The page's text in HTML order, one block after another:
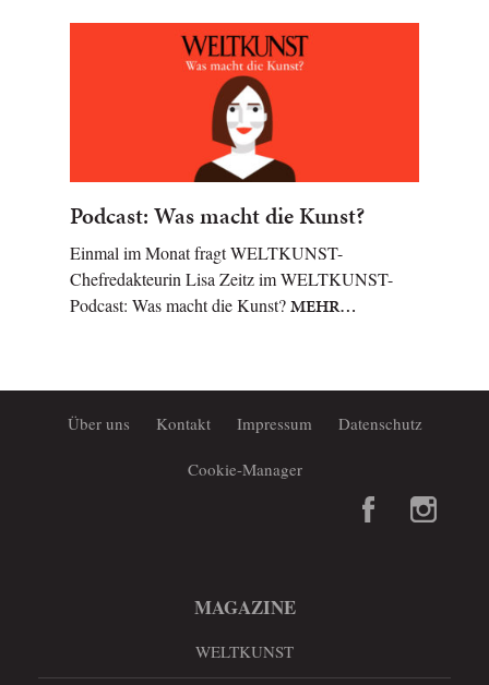
Podcast: Was macht die Kunst?
Einmal im Monat fragt WELTKUNST-
Chefredakteurin Lisa Zeitz im WELTKUNST-
Podcast: Was macht die Kunst?MEHR…
Über uns Kontakt Impressum Datenschutz
Cookie-Manager
MAGAZINE
WELTKUNST